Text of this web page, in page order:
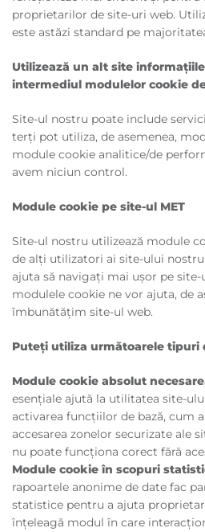
proprietarilor de site-uri web.
este astăzi standard pe
Utilizează un alt site
intermediul modulelor cookie
Site-ul nostru poate include
terți pot utiliza, de asemenea,
module cookie analitice/de
avem niciun control.
Module cookie pe site-ul MET
Site-ul nostru utilizează module
de alți utilizatori ai site-ului
ajuta să navigați mai ușor pe
modulele cookie ne vor ajuta, de
îmbunătățim site-ul web.
Puteți utiliza următoarele tipuri
Module cookie absolut
esențiale ajută la utilitatea site-
activarea funcțiilor de bază, cum
accesarea zonelor securizate ale
nu poate funcționa corect fără
Module cookie în scopuri
rapoartele anonime de date fac
statistice pentru a ajuta
înțeleagă modul în care